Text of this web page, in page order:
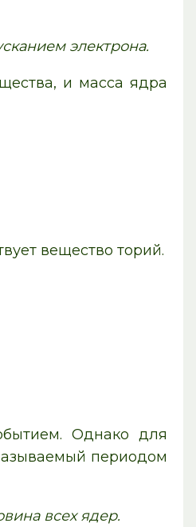
электрона.
и масса ядра
вещество торий.
Однако для
периодом
всех ядер.